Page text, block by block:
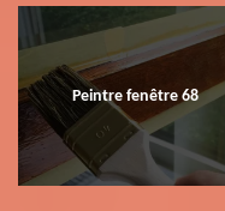
Peintre fenêtre 68